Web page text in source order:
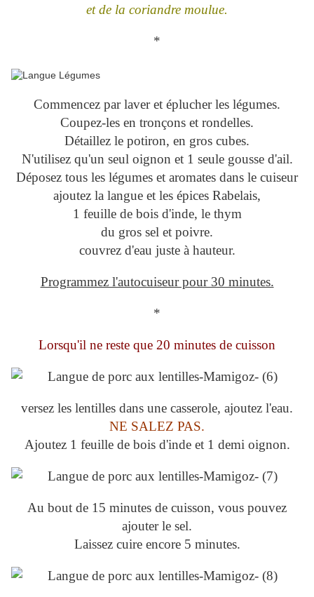
et de la coriandre moulue.
*
Commencez par laver et éplucher les légumes.
Coupez-les en tronçons et rondelles.
Détaillez le potiron, en gros cubes.
N'utilisez qu'un seul oignon et 1 seule gousse d'ail.
Déposez tous les légumes et aromates dans le cuiseur
ajoutez la langue et les épices Rabelais,
1 feuille de bois d'inde, le thym
du gros sel et poivre.
couvrez d'eau juste à hauteur.
Programmez l'autocuiseur pour 30 minutes.
*
Lorsqu'il ne reste que 20 minutes de cuisson
versez les lentilles dans une casserole, ajoutez l'eau.
NE SALEZ PAS.
Ajoutez 1 feuille de bois d'inde et 1 demi oignon.
Au bout de 15 minutes de cuisson, vous pouvez
ajouter le sel.
Laissez cuire encore 5 minutes.